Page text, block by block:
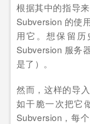
根据其中的指导
Subversion 的使
用它。想保留
Subversion 服务
是了）。
然而，这样的导
如干脆一次把它
Subversion，每